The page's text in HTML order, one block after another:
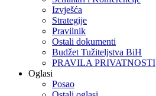
Izvješća
Strategije
Pravilnik
Ostali dokumenti
Budžet Tužiteljstva BiH
PRAVILA PRIVATNOSTI
Oglasi
Posao